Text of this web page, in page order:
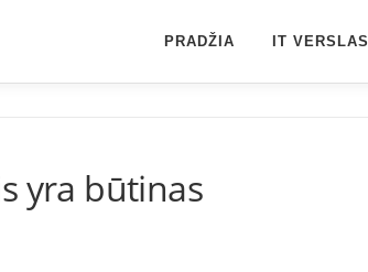
PRADŽIA IT VERSLAS
yra būtinas